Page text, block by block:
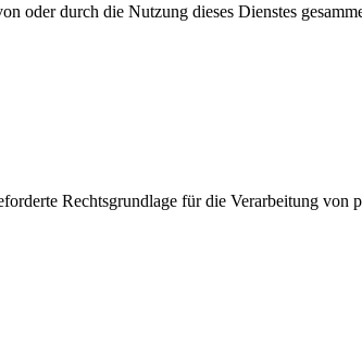
oder durch die Nutzung dieses Dienstes
Rechtsgrundlage für die Verarbeitung von